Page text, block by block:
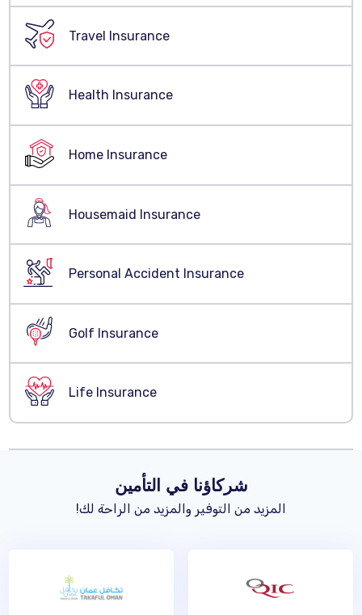
Travel Insurance
Health Insurance
Home Insurance
Housemaid Insurance
Personal Accident Insurance
Golf Insurance
Life Insurance
شركاؤنا في التأمين
المزيد من التوفير والمزيد من الراحة لك!